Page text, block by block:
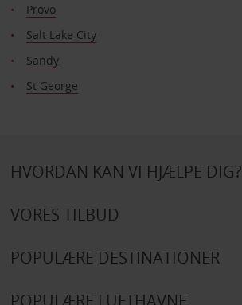
Provo
Salt Lake City
Sandy
St George
HVORDAN KAN VI HJÆLPE DIG?
VORES TILBUD
POPULÆRE DESTINATIONER
POPULÆRE LUFTHAVNE